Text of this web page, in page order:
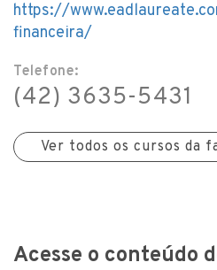
https://
financeira/
Telefone:
(42) 3635-5431
Ver todos os cursos da
Acesse o conteúdo